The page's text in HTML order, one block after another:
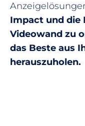
Impact und die
Videowand zu
das Beste aus
herauszuholen.